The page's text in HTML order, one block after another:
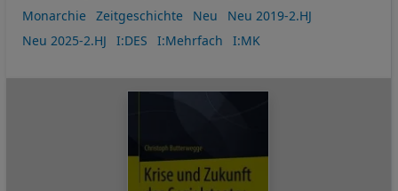
Monarchie
Zeitgeschichte Neu
Neu 2019-2.HJ
Neu 2025-2.HJ
I:DES I:Mehrfach I:MK